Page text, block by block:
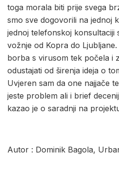
toga morala biti prije svega
smo sve dogovorili na jednoj
jednoj telefonskoj konsultaciji
vožnje od Kopra do
borba s virusom tek počela i
odustajati od širenja ideja o
Uvjeren sam da one najjače
jeste problem ali i brief
kazao je o saradnji na
Autor : Dominik Bagola,